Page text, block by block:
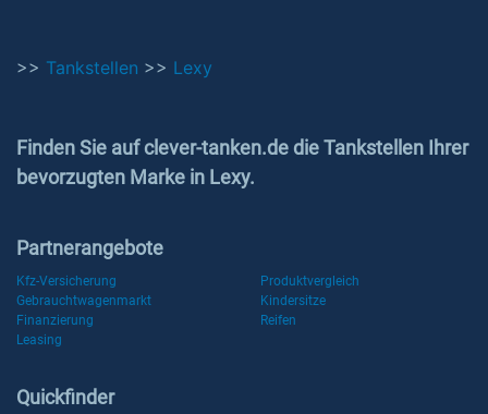
>> Tankstellen >> Lexy
Finden Sie auf clever-tanken.de die Tankstellen Ihrer
bevorzugten Marke in Lexy.
Partnerangebote
Kfz-Versicherung
Produktvergleich
Gebrauchtwagenmarkt
Kindersitze
Finanzierung
Reifen
Leasing
Quickfinder